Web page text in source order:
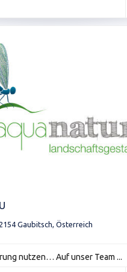
Gaubitsch, Österreich
nutzen… Auf unser Team ...